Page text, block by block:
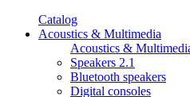
Catalog
Acoustics & Multimedia
Acoustics &
Speakers 2.1
Bluetooth speakers
Digital consoles